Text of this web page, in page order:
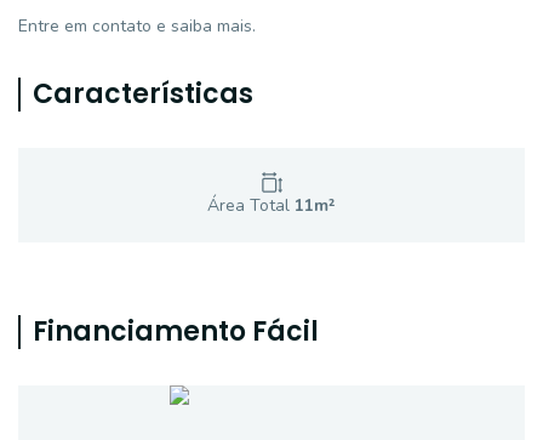
Entre em contato e saiba mais.
Características
Área Total 11m²
Financiamento Fácil